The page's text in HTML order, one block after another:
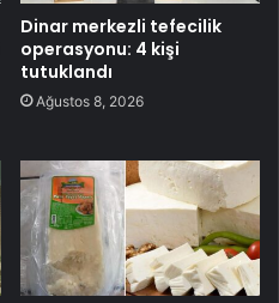
Dinar merkezli tefecilik
operasyonu: 4 kişi
tutuklandı
Ağustos 8, 2026